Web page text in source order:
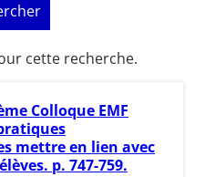
cette recherche.
Colloque EMF
mettre en lien avec
p. 747-759.